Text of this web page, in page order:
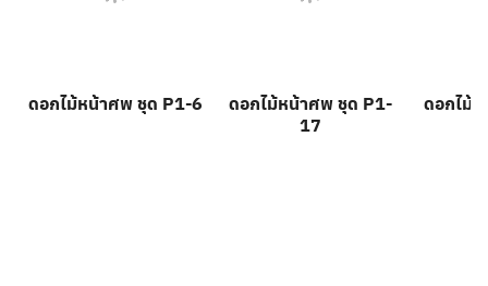
ดอกไม้หน้าศพ ชุด P1-6
ดอกไม้หน้าศพ ชุด P1-
17
ดอกไม้